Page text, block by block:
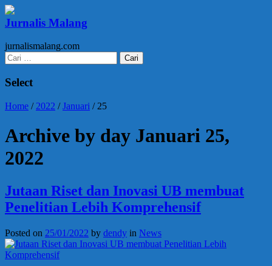
Jurnalis Malang
jurnalismalang.com
Cari
untuk:
Select
Home / 2022 /Januari / 25
Archive by day Januari 25,
2022
Jutaan Riset dan Inovasi UB membuat
Penelitian Lebih Komprehensif
Posted on 25/01/2022 by dendy in News